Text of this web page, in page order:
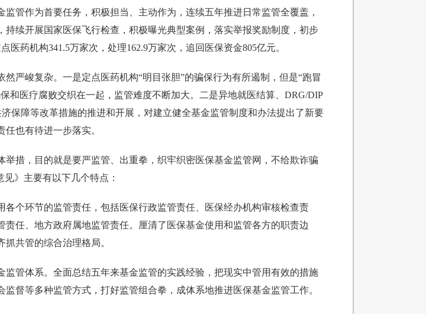
管作为首要任务，积极担当、主动作为，连续五年推进日常监管全覆盖，
续开展国家医保飞行检查，积极曝光典型案例，落实举报奖励制度，初步
药机构341.5万家次，处理162.9万家次，追回医保资金805亿元。
严峻复杂。一是定点医药机构“明目张胆”的骗保行为有所遏制，但是“跑冒
和医疗腐败交织在一起，监管难度不断加大。二是异地就医结算、DRG/DIP
保障等改革措施的推进和开展，对建立健全基金监管制度和办法提出了新要
也有待进一步落实。
措，目的就是要严监管、出重拳，织牢织密医保基金监管网，不给欺诈骗
》主要有以下几个特点：
个环节的监管责任，包括医保行政监管责任、医保经办机构审核检查责
任、地方政府属地监管责任。厘清了医保基金使用和监管各方的职责边
共管的综合治理格局。
管体系。全面总结五年来基金监管的实践经验，把现实中管用有效的措施
督等多种监管方式，打好监管组合拳，成体系地推进医保基金监管工作。